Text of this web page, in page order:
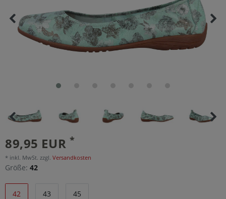
89,95 EUR *
* inkl. MwSt. zzgl. Versandkosten
Größe: 42
42 43 45